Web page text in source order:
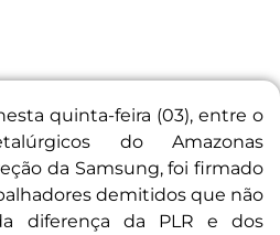
quinta-feira (03), entre o
do Amazonas
da Samsung, foi firmado
demitidos que não
diferença da PLR e dos